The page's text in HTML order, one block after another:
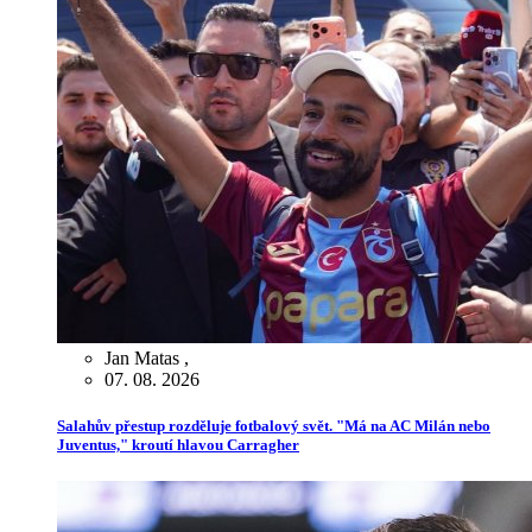
Jan Matas ,
07. 08. 2026
Salahův přestup rozděluje fotbalový svět. "Má na AC Milán nebo
Juventus," kroutí hlavou Carragher